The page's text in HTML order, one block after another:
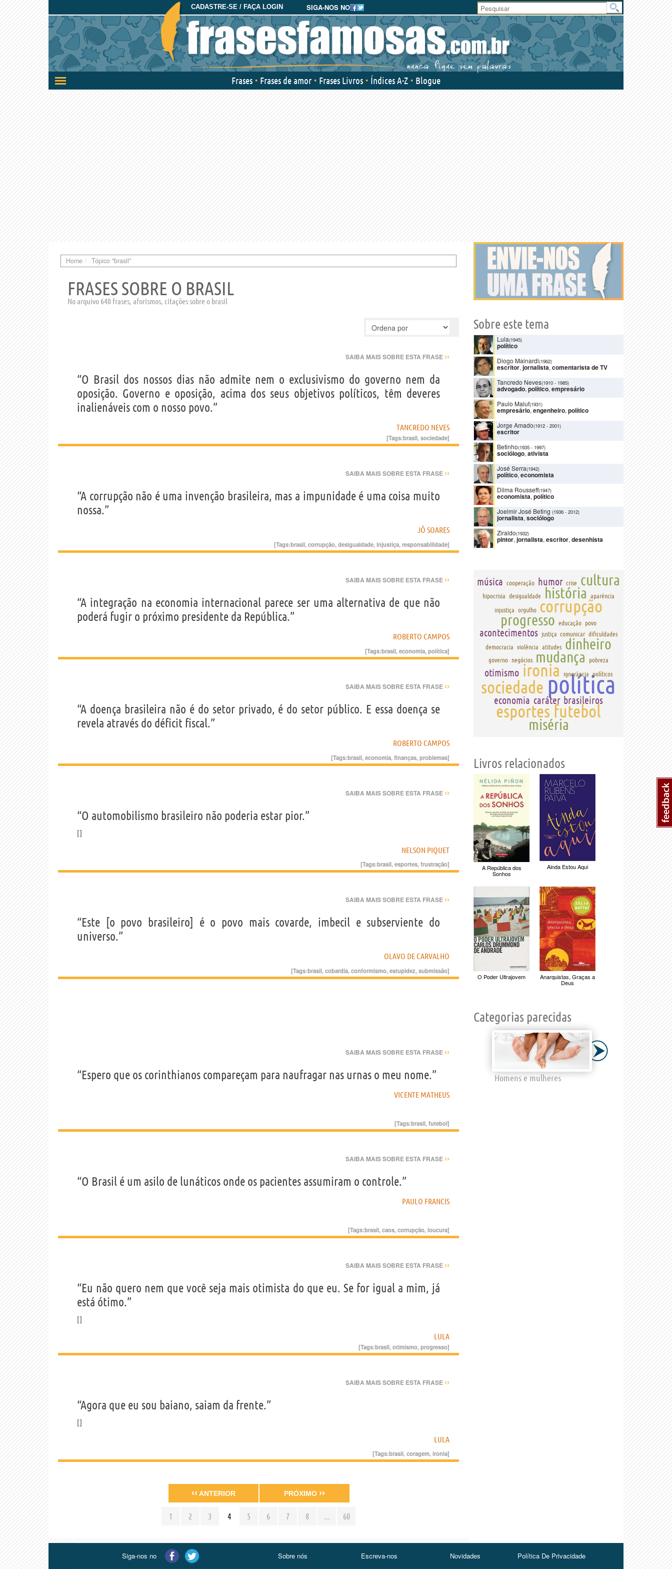
SIGA-NOS NO
CADASTRE-SE / FAÇA LOGIN
Ativar/desativar
a
Área
do
Usuário
Frases Frases de amor Frases Livros Índices A-Z Blogue
Home Tópico "brasil"
FRASES SOBRE O BRASIL
No arquivo 640 frases, aforismos, citações sobre o brasil
SAIBA MAIS SOBRE ESTA FRASE ››
“O Brasil dos nossos dias não admite nem o exclusivismo do governo nem da
oposição. Governo e oposição, acima dos seus objetivos políticos, têm deveres
inalienáveis com o nosso povo.”
TANCREDO NEVES
[Tags:brasil,sociedade]
SAIBA MAIS SOBRE ESTA FRASE ››
“A corrupção não é uma invenção brasileira, mas a impunidade é uma coisa muito
nossa.”
JÔ SOARES
[Tags:brasil,corrupção,desigualdade,injustiça,responsabilidade]
SAIBA MAIS SOBRE ESTA FRASE ››
“A integração na economia internacional parece ser uma alternativa de que não
poderá fugir o próximo presidente da República.”
ROBERTO CAMPOS
[Tags:brasil,economia,política]
SAIBA MAIS SOBRE ESTA FRASE ››
“A doença brasileira não é do setor privado, é do setor público. E essa doença se
revela através do déficit fiscal.”
ROBERTO CAMPOS
[Tags:brasil,economia,finanças,problemas]
SAIBA MAIS SOBRE ESTA FRASE ››
“O automobilismo brasileiro não poderia estar pior.”
NELSON PIQUET
[Tags:brasil,esportes,frustração]
SAIBA MAIS SOBRE ESTA FRASE ››
“Este [o povo brasileiro] é o povo mais covarde, imbecil e subserviente do
universo.”
OLAVO DE CARVALHO
[Tags:brasil,cobardia,conformismo,estupidez,submissão]
SAIBA MAIS SOBRE ESTA FRASE ››
“Espero que os corinthianos compareçam para naufragar nas urnas o meu nome.”
VICENTE MATHEUS
[Tags:brasil,futebol]
SAIBA MAIS SOBRE ESTA FRASE ››
“O Brasil é um asilo de lunáticos onde os pacientes assumiram o controle.”
PAULO FRANCIS
[Tags:brasil,caos,corrupção,loucura]
SAIBA MAIS SOBRE ESTA FRASE ››
“Eu não quero nem que você seja mais otimista do que eu. Se for igual a mim, já
está ótimo.”
LULA
[Tags:brasil,otimismo,progresso]
SAIBA MAIS SOBRE ESTA FRASE ››
“Agora que eu sou baiano, saiam da frente.”
LULA
[Tags:brasil,coragem,ironia]
‹‹ ANTERIOR
1 2 3 4 5 6 7 8 ... 60
PRÓXIMO ››
Sobre este tema
Lula(1945)
político
Diogo Mainardi(1962)
escritor, jornalista,comentarista de TV
Tancredo Neves(1910 - 1985)
advogado, político, empresário
Paulo Maluf(1931)
empresário, engenheiro, político
Jorge Amado(1912 - 2001)
escritor
Betinho(1935 - 1997)
sociólogo, ativista
José Serra(1942)
político, economista
Dilma Rousseff(1947)
economista, político
Joelmir José Beting (1936 - 2012)
jornalista, sociólogo
Ziraldo(1932)
pintor, jornalista, escritor, desenhista
música cooperação humor crise cultura
hipocrisia desigualdade história
aparência
injustiça orgulho corrupção
progresso educação povo
acontecimentos justiça comunicar dificuldades
democracia violência atitudes dinheiro
governo negócios mudança pobreza
otimismo ironia ignorância políticos
sociedadepolítica
economia caráter brasileiros
esportes futebol
miséria
Livros relacionados
A República dos
Sonhos
Ainda Estou Aqui
O Poder Ultrajovem Anarquistas, Graças a
Deus
Categorias parecidas
Homens e mulheres
Siga-nos no Sobre nós Escreva-nos Novidades Política De Privacidade